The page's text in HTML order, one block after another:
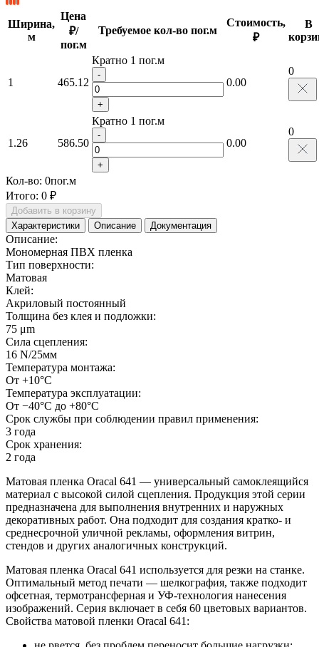
Ширина,
м
Цена
₽/
пог.м
Требуемое кол-во пог.м
Стоимость,
₽
В
1 465.12
Кратно 1 пог.м
-
+
0.00
0
1.26 586.50
Кратно 1 пог.м
-
+
0.00
0
Кол-во: 0пог.м
Итого: 0 ₽
Добавить в корзину
Характеристики
Описание Документация
Описание:
Мономерная ПВХ пленка
Тип поверхности:
Матовая
Клей:
Акриловый постоянный
Толщина без клея и подложки:
75 μm
Сила сцепления:
16 N/25мм
Температура монтажа:
От +10°С
Температура эксплуатации:
От −40°С до +80°С
Срок службы при соблюдении правил применения:
3 года
Срок хранения:
2 года
Матовая пленка Oracal 641 — универсальный самоклеящийся
материал с высокой силой сцепления. Продукция этой серии
предназначена для выполнения внутренних и наружных
декоративных работ. Она подходит для создания кратко- и
среднесрочной уличной рекламы, оформления витрин,
стендов и других аналогичных конструкций.
Матовая пленка Oracal 641 используется для резки на станке.
Оптимальный метод печати — шелкография, также подходит
офсетная, термотрансферная и УФ-технология нанесения
изображений. Серия включает в себя 60 цветовых вариантов.
Свойства матовой пленки Oracal 641: